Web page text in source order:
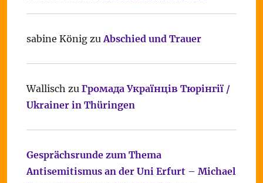
sabine KönigzuAbschied und Trauer
Wallisch zu Громада Українців Тюрінгії /
Ukrainer in Thüringen
Gesprächsrunde zum Thema
Antisemitismus an der Uni Erfurt – Michael